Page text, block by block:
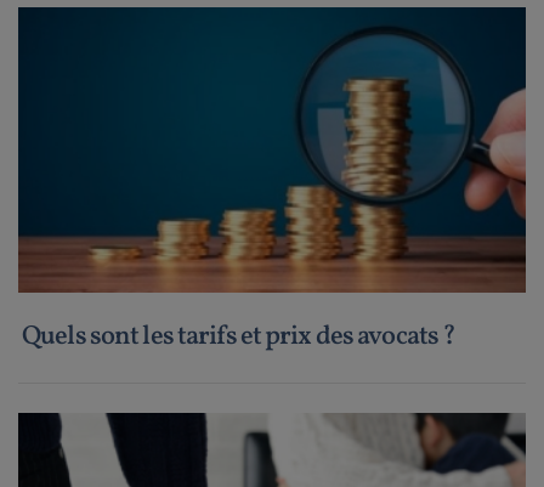
Quels sont les tarifs et prix des avocats ?